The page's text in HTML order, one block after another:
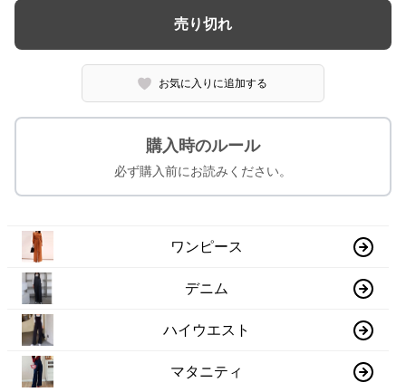
売り切れ
お気に入りに追加する
購入時のルール
必ず購入前にお読みください。
ワンピース
デニム
ハイウエスト
マタニティ